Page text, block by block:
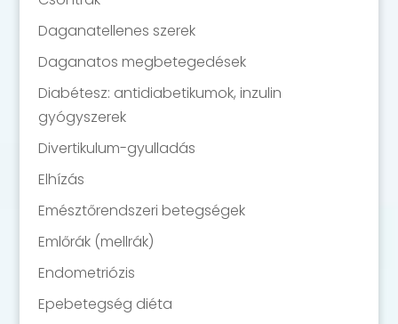
Daganatellenes szerek
Daganatos megbetegedések
Diabétesz: antidiabetikumok, inzulin
gyógyszerek
Divertikulum-gyulladás
Elhízás
Emésztőrendszeri betegségek
Emlőrák (mellrák)
Endometriózis
Epebetegség diéta